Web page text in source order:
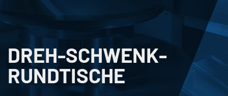
DREH-SCHWENK­
RUNDTISCHE